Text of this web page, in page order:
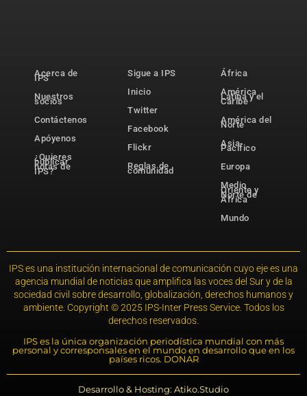
Acerca de
IPS
Nuestros
socios
Contáctenos
Apóyenos
¿Quieres
publicar
notas de
IPS?
Sigue a IPS
Inicio
Twitter
Facebook
Flickr
Reglas de
comunidad
África
América
Latina y el
Caribe
América del
Norte
Asia-
Pacífico
Europa
Medio
Oriente y
Norte de
África
Mundo
IPS es una institución internacional de comunicación cuyo eje es una
agencia mundial de noticias que amplifica las voces del Sur y de la
sociedad civil sobre desarrollo, globalización, derechos humanos y
ambiente. Copyright © 2025 IPS-Inter Press Service. Todos los
derechos reservados.
IPS es la única organización periodística mundial con más
personal y corresponsales en el mundo en desarrollo que en los
países ricos. DONAR
Desarrollo & Hosting: Atiko.Studio